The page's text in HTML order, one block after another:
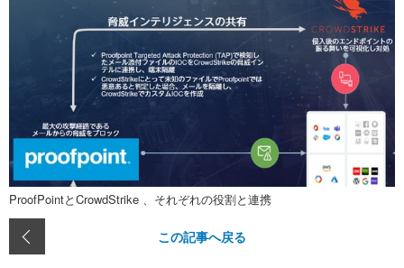
ProofPointとCrowdStrike 、それぞれの役割と連携
この記事へ戻る